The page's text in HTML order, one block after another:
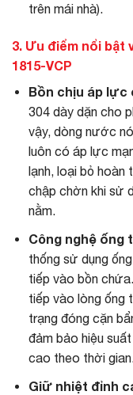
trên mái nhà).
3. Ưu điểm nổi
1815-VCP
Bồn chịu áp lực
304 dày dặn cho
vậy, dòng nước
luôn có áp lực
lạnh, loại bỏ hoàn
chập chờn khi sử
nằm.
Công nghệ ống
thống sử dụng
tiếp vào bồn
tiếp vào lòng ống
trạng đóng cặn
đảm bảo hiệu
cao theo thời
Giữ nhiệt đỉnh